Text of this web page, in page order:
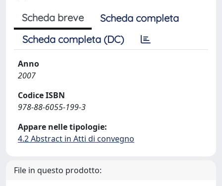
Scheda breve
Scheda completa
Scheda completa (DC)
Anno
2007
Codice ISBN
978-88-6055-199-3
Appare nelle tipologie:
4.2 Abstract in Atti di convegno
File in questo prodotto: